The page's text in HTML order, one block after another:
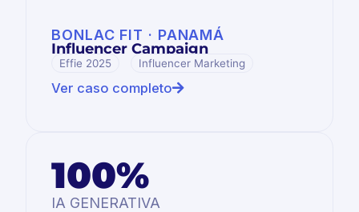
BONLAC FIT · PANAMÁ
Influencer Campaign
Effie 2025 Influencer Marketing
Ver caso completo
100%
IA GENERATIVA